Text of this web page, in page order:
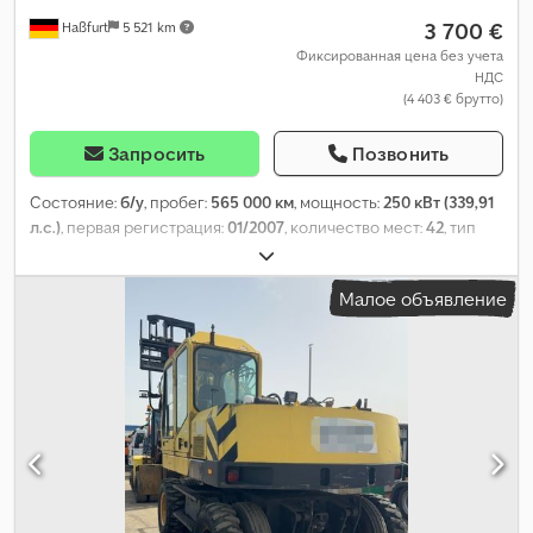
Haßfurt 5 521 km 3 700 €
Фиксированная цена без учета
НДС
(4 403 € брутто)
Запросить Позвонить
Состояние:б/у, пробег: 565 000 км, мощность: 250 кВт (339,91
л.с.) , первая регистрация:01/2007 , количество мест:42 , тип
, класс выбросов:
Оборудование:ABS, кондиционер, отопитель стояночный,
Малое объявление